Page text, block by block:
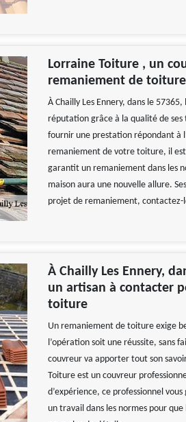
Lorraine Toiture , un
remaniement de toiture
À Chailly Les Ennery, dans le
réputation grâce à la qualité de
fournir une prestation répondant à
remaniement de votre toiture, il
garantit un remaniement dans les
maison aura une nouvelle allure.
projet de remaniement,
À Chailly Les Ennery,
un artisan à contacter
toiture
Un remaniement de toiture exige
l’opération soit une réussite, sans
couvreur va apporter tout son
Toiture est un couvreur
d’expérience, ce professionnel
un travail dans les normes pour